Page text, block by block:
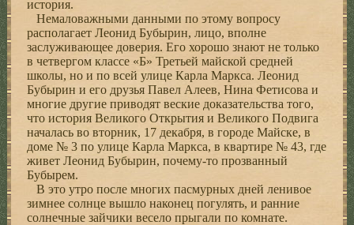
история.
Немаловажными данными по этому вопросу
располагает Леонид Бубырин, лицо, вполне
заслуживающее доверия. Его хорошо знают не только
в четвергом классе «Б» Третьей майской средней
школы, но и по всей улице Карла Маркса. Леонид
Бубырин и его друзья Павел Алеев, Нина Фетисова и
многие другие приводят веские доказательства того,
что история Великого Открытия и Великого Подвига
началась во вторник, 17 декабря, в городе Майске, в
доме № 3 по улице Карла Маркса, в квартире № 43, где
живет Леонид Бубырин, почему-то прозванный
Бубырем.
В это утро после многих пасмурных дней ленивое
зимнее солнце вышло наконец погулять, и ранние
солнечные зайчики весело прыгали по комнате.